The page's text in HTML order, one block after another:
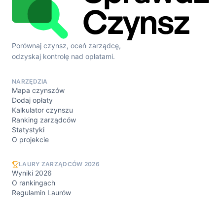
Porównaj czynsz, oceń zarządcę,
odzyskaj kontrolę nad opłatami.
NARZĘDZIA
Mapa czynszów
Dodaj opłaty
Kalkulator czynszu
Ranking zarządców
Statystyki
O projekcie
LAURY ZARZĄDCÓW 2026
Wyniki 2026
O rankingach
Regulamin Laurów